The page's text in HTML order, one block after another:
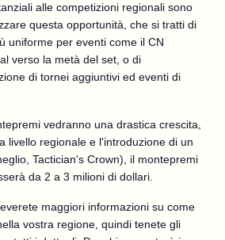
alle competizioni regionali sono
questa opportunità, che si tratti di
uniforme per eventi come il CN
verso la metà del set, o di
di tornei aggiuntivi ed eventi di
vedranno una drastica crescita,
livello regionale e l'introduzione di un
Tactician's Crown), il montepremi
da 2 a 3 milioni di dollari.
maggiori informazioni su come
vostra regione, quindi tenete gli